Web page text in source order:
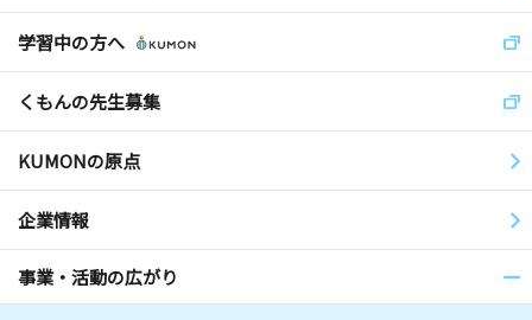
学習中の方へ
くもんの先生募集
KUMONの原点
企業情報
事業・活動の広がり